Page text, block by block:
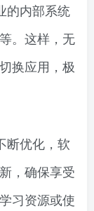
的内部系统
。这样，无
换应用，极
断优化，软
，确保享受
习资源或使